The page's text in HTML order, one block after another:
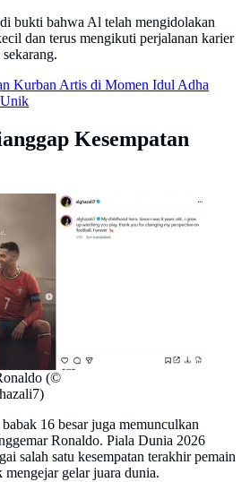
bukti bahwa Al telah mengidolakan
dan terus mengikuti perjalanan karier
Kurban Artis di Momen Idul Adha
Kesempatan
(©
16 besar juga memunculkan
Ronaldo. Piala Dunia 2026
salah satu kesempatan terakhir pemain
gelar juara dunia.